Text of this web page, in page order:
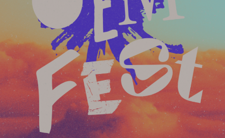
Report
Newsletter
Facebook Instagram Twitter YouTube LinkedIn